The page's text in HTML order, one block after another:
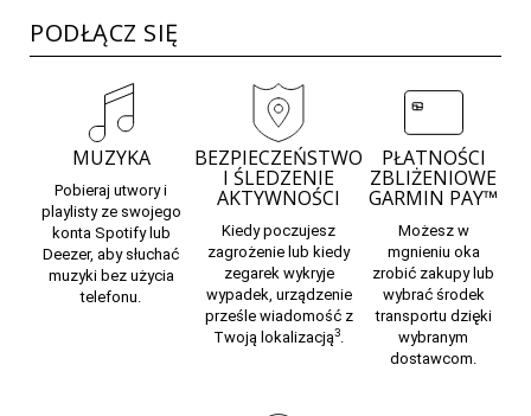
PODŁĄCZ SIĘ
MUZYKA
Pobieraj utwory i
playlisty ze swojego
konta Spotify lub
Deezer, aby słuchać
muzyki bez użycia
telefonu.
BEZPIECZEŃSTWO
I ŚLEDZENIE
AKTYWNOŚCI
Kiedy poczujesz
zagrożenie lub kiedy
zegarek wykryje
wypadek, urządzenie
prześle wiadomość z
Twoją lokalizacją3
PŁATNOŚCI
ZBLIŻENIOWE
GARMIN PAY™
Możesz w
mgnieniu oka
zrobić zakupy lub
wybrać środek
transportu dzięki
wybranym
dostawcom.